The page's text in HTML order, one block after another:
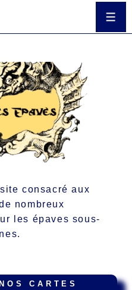
consacré aux
nombreux
les épaves sous-
CARTES